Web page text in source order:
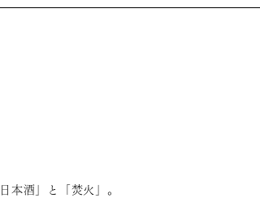
本酒」と「焚火」。